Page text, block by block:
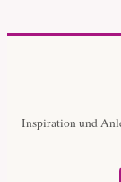
Inspiration und